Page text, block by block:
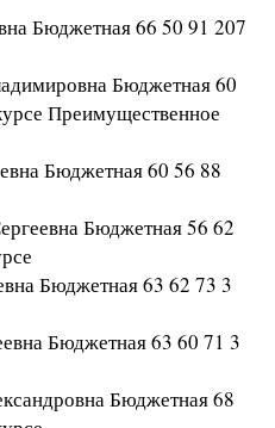
Бюджетная 66 50 91 207
Бюджетная 60
Преимущественное
Бюджетная 60 56 88
Бюджетная 56 62
Бюджетная 63 62 73 3
Бюджетная 63 60 71 3
Бюджетная 68